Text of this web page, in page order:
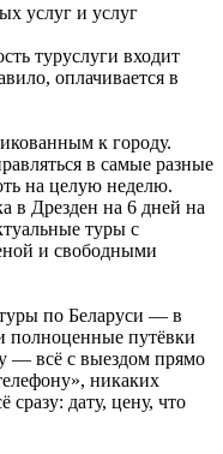
услуг и услуг
туруслуги входит
оплачивается в
к городу.
в самые разные
на целую неделю.
в Дрезден на 6 дней на
туры с
и свободными
по Беларуси — в
путёвки
— всё с выездом прямо
никаких
дату, цену, что